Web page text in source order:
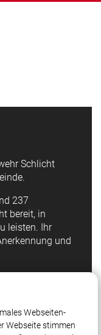
Schlicht
237
bereit, in
leisten. Ihr
und
Webseiten-
Webseite stimmen